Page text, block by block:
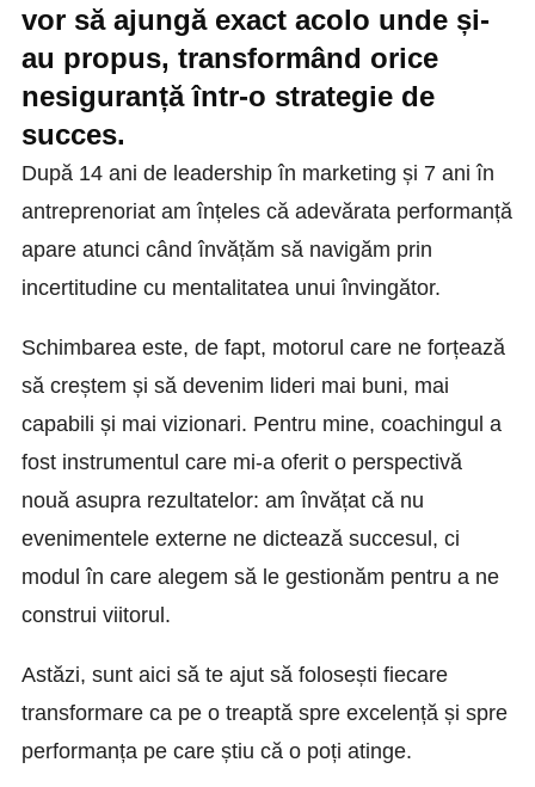
vor să ajungă exact acolo unde și-
au propus, transformând orice
nesiguranță într-o strategie de
succes.
După 14 ani de leadership în marketing și 7 ani în
antreprenoriat am înțeles că adevărata performanță
apare atunci când învățăm să navigăm prin
incertitudine cu mentalitatea unui învingător.
Schimbarea este, de fapt, motorul care ne forțează
să creștem și să devenim lideri mai buni, mai
capabili și mai vizionari. Pentru mine, coachingul a
fost instrumentul care mi-a oferit o perspectivă
nouă asupra rezultatelor: am învățat că nu
evenimentele externe ne dictează succesul, ci
modul în care alegem să le gestionăm pentru a ne
construi viitorul.
Astăzi, sunt aici să te ajut să folosești fiecare
transformare ca pe o treaptă spre excelență și spre
performanța pe care știu că o poți atinge.